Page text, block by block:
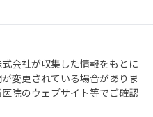
会社が収集した情報をもとに
変更されている場合がありま
院のウェブサイト等でご確認